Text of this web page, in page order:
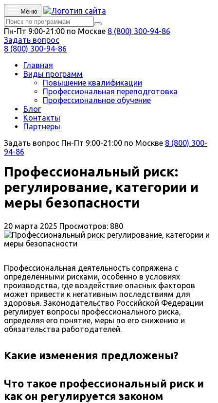
Меню
Пн-Пт 9:00-21:00 по Москве 8 (800) 300-94-86
Задать вопрос
8 (800) 300-94-86
Главная
Виды программ
Повышение квалификации
Профессиональная переподготовка
Профессиональное обучение
Блог
Контакты
Партнеры
Задать вопрос Пн-Пт 9:00-21:00 по Москве 8 (800) 300-
94-86
Профессиональный риск:
регулирование, категории и
меры безопасности
20 марта 2025 Просмотров: 880
Профессиональная деятельность сопряжена с
определёнными рисками, особенно в условиях
производства, где воздействие опасных факторов
может привести к негативным последствиям для
здоровья. Законодательство Российской Федерации
регулирует вопросы профессионального риска,
определяя его понятие, меры по его снижению и
обязательства работодателей.
Какие изменения предложены?
Что такое профессиональный риск и
как он регулируется законом